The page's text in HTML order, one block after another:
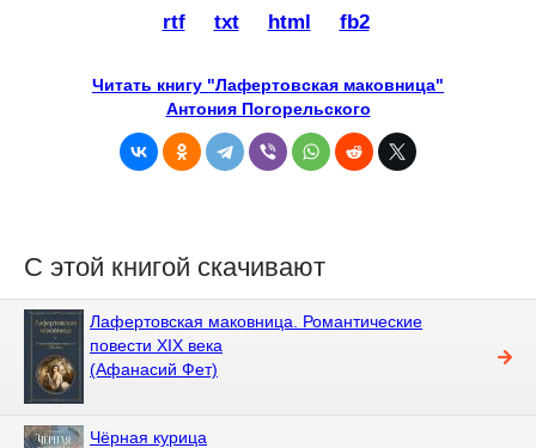
rtf txt html fb2
Читать книгу "Лафертовская маковница"
Антония Погорельского
С этой книгой скачивают
Лафертовская маковница. Романтические
повести XIX века
(Афанасий Фет)
Чёрная курица